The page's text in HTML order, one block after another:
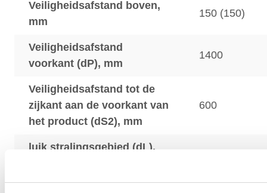
Veiligheidsafstand boven,
mm
150 (150)
Veiligheidsafstand
voorkant (dP), mm
1400
Veiligheidsafstand tot de
zijkant aan de voorkant van
het product (dS2), mm
600
luik stralingsgebied (dL),